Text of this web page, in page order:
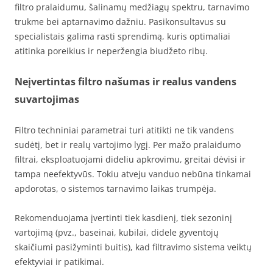
filtro pralaidumu, šalinamų medžiagų spektru, tarnavimo
trukme bei aptarnavimo dažniu. Pasikonsultavus su
specialistais galima rasti sprendimą, kuris optimaliai
atitinka poreikius ir neperžengia biudžeto ribų.
Neįvertintas filtro našumas ir realus vandens
suvartojimas
Filtro techniniai parametrai turi atitikti ne tik vandens
sudėtį, bet ir realų vartojimo lygį. Per mažo pralaidumo
filtrai, eksploatuojami dideliu apkrovimu, greitai dėvisi ir
tampa neefektyvūs. Tokiu atveju vanduo nebūna tinkamai
apdorotas, o sistemos tarnavimo laikas trumpėja.
Rekomenduojama įvertinti tiek kasdienį, tiek sezoninį
vartojimą (pvz., baseinai, kubilai, didele gyventojų
skaičiumi pasižyminti buitis), kad filtravimo sistema veiktų
efektyviai ir patikimai.